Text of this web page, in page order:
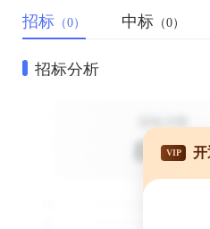
招标 （0） 中标 （0）
招标分析
VIP 开